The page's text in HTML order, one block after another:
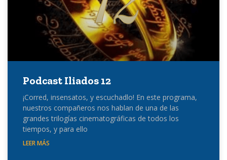
Podcast Iliados 12
¡Corred, insensatos, y escuchadlo! En este programa,
nuestros compañeros nos hablan de una de las
grandes trilogías cinematográficas de todos los
tiempos, y para ello
LEER MÁS